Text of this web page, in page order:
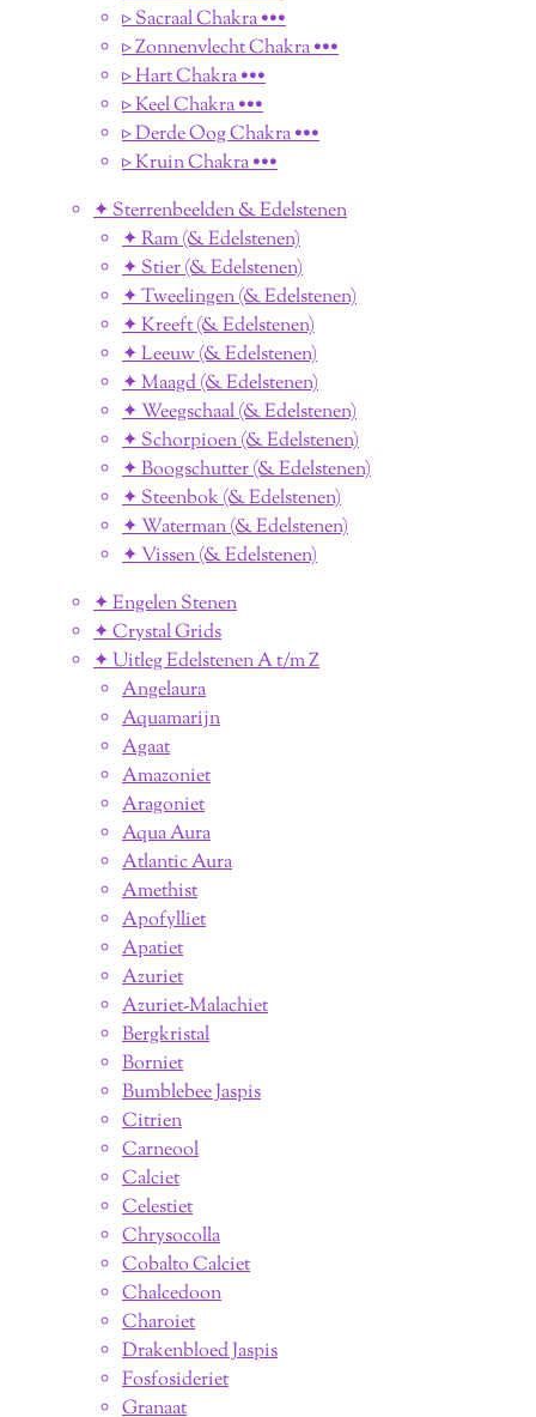
▹ Sacraal Chakra •••
▹ Zonnenvlecht Chakra •••
▹ Hart Chakra •••
▹ Keel Chakra •••
▹ Derde Oog Chakra •••
▹ Kruin Chakra •••
✦ Sterrenbeelden & Edelstenen
✦ Ram (& Edelstenen)
✦ Stier (& Edelstenen)
✦ Tweelingen (& Edelstenen)
✦ Kreeft (& Edelstenen)
✦ Leeuw (& Edelstenen)
✦ Maagd (& Edelstenen)
✦ Weegschaal (& Edelstenen)
✦ Schorpioen (& Edelstenen)
✦ Boogschutter (& Edelstenen)
✦ Steenbok (& Edelstenen)
✦ Waterman (& Edelstenen)
✦ Vissen (& Edelstenen)
✦ Engelen Stenen
✦ Crystal Grids
✦ Uitleg Edelstenen A t/m Z
Angelaura
Aquamarijn
Agaat
Amazoniet
Aragoniet
Aqua Aura
Atlantic Aura
Amethist
Apofylliet
Apatiet
Azuriet
Azuriet-Malachiet
Bergkristal
Borniet
Bumblebee Jaspis
Citrien
Carneool
Calciet
Celestiet
Chrysocolla
Cobalto Calciet
Chalcedoon
Charoiet
Drakenbloed Jaspis
Fosfosideriet
Granaat